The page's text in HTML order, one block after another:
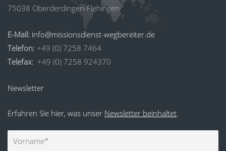
75038 Oberderdingen-Flehingen
E-Mail: info@missionsdienst-wegbereiter.de
Telefon: +49 (0) 7258 7464
Telefax: +49 (0) 7258 924370
Newsletter
Erfahren Sie hier, was unser Newsletter beinhaltet.
Vorname